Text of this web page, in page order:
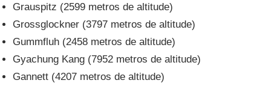
Grauspitz (2599 metros de altitude)
Grossglockner (3797 metros de altitude)
Gummfluh (2458 metros de altitude)
Gyachung Kang (7952 metros de altitude)
Gannett (4207 metros de altitude)